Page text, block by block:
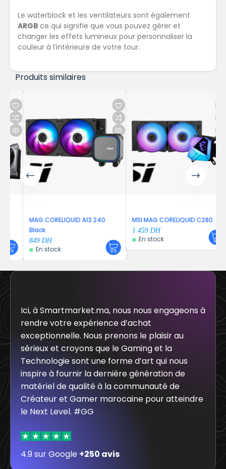
Le waterblock et les ventilateurs sont également
ARGB ce qui signifie que vous pouvez gérer et
changer les effets lumineux pour personnaliser la
couleur à l’intérieure de votre tour.
Produits similaires
MAG CORELIQUID A13 240
Black
849DH
En stock
MSI MAG CORELIQUID C280
1 459DH
En stock
Ici, à Smartmarket.ma, nous nous engageons à
rendre votre expérience d’achat
exceptionnelle. Nous prenons le plaisir au
sérieux et croyons que le Gaming et la
Technologie sont une forme d’art qui nous
inspire à fournir la dernière génération de
matériel de qualité à la communauté de
Créateur et Gamer marocaine pour atteindre
le Next Level. #GG
4.9 sur Google +250 avis